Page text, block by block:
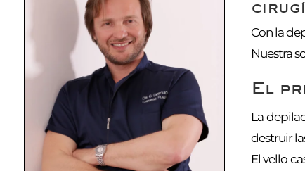
Con la
Nuestra
El
La
destruir
El vello